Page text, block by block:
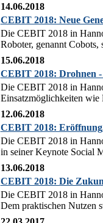
14.06.2018
CEBIT 2018: Neue
Die CEBIT 2018 in
Roboter, genannt
15.06.2018
CEBIT 2018: Drohnen
Die CEBIT 2018 in
Einsatzmöglichkeiten wie
12.06.2018
CEBIT 2018:
Die CEBIT 2018 in
in seiner Keynote Social
13.06.2018
CEBIT 2018: Die
Die CEBIT 2018 in
Dem praktischen Nutzen